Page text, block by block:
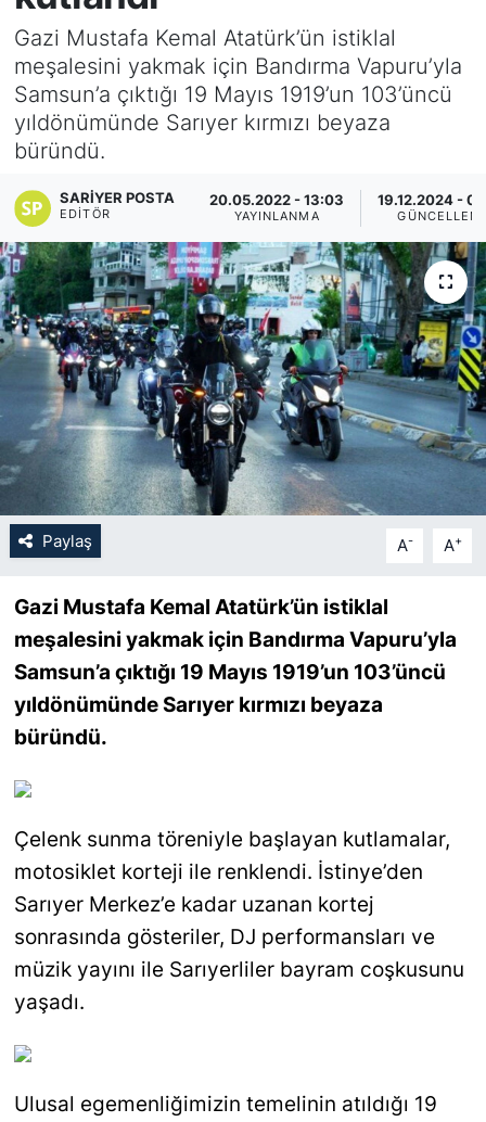
Gazi Mustafa Kemal Atatürk’ün istiklal
meşalesini yakmak için Bandırma Vapuru’yla
Samsun’a çıktığı 19 Mayıs 1919’un 103’üncü
yıldönümünde Sarıyer kırmızı beyaza
büründü.
SARIYER POSTA
EDITÖR
20.05.2022 - 13:03
YAYINLANMA
19.12.2024 -
Paylaş A- A+
Gazi Mustafa Kemal Atatürk’ün istiklal
meşalesini yakmak için Bandırma Vapuru’yla
Samsun’a çıktığı 19 Mayıs 1919’un 103’üncü
yıldönümünde Sarıyer kırmızı beyaza
büründü.
Çelenk sunma töreniyle başlayan kutlamalar,
motosiklet korteji ile renklendi. İstinye’den
Sarıyer Merkez’e kadar uzanan kortej
sonrasında gösteriler, DJ performansları ve
müzik yayını ile Sarıyerliler bayram coşkusunu
yaşadı.
Ulusal egemenliğimizin temelinin atıldığı 19
KÖŞE YAZILARI
KÖŞE YAZILARI (Arşiv)
KÜLTÜR SANAT
MAGAZİN
RÖPORTAJ
SAĞLIK
SARIYER HABERLERİ
SARIYER İMAR BARIŞI
SEKTÖR
SİYASET
SON DAKİKA HABERİ
SPOR
TEKNOLOJİ
YAŞAM